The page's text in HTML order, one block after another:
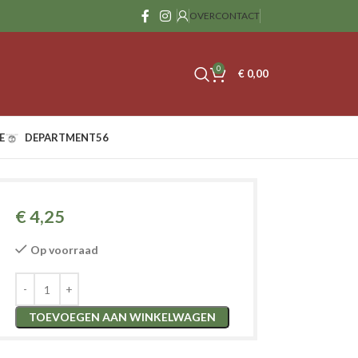
OVERCONTACT
0 € 0,00
DEPARTMENT56
€4,25
Op voorraad
TOEVOEGEN AAN WINKELWAGEN